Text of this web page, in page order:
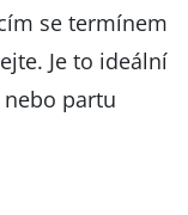
se termínem
Je to ideální
partu